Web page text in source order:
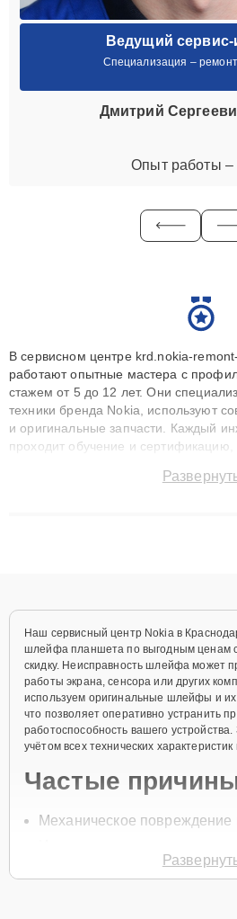
Ведущий
Специализация –
Дмитрий
Опыт работы –
В сервисном центре krd.nokia-
работают опытные мастера с
стажем от 5 до 12 лет. Они
техники бренда Nokia, используют
и оригинальные запчасти. Каждый
проходит обучение и сертификацию,
сохранением гарантии до 3 лет.
Наш сервисный центр Nokia в
шлейфа планшета по выгодным ценам
скидку. Неисправность шлейфа может
работы экрана, сенсора или других
используем оригинальные шлейфы и их
что позволяет оперативно устранить
работоспособность вашего
учётом всех технических
Частые
Механическое
Неправильная эксплуатация